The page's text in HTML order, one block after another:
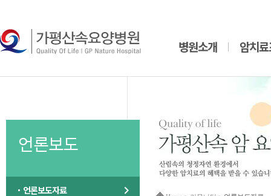
병원소개 암치
언론보도
언론보도자료